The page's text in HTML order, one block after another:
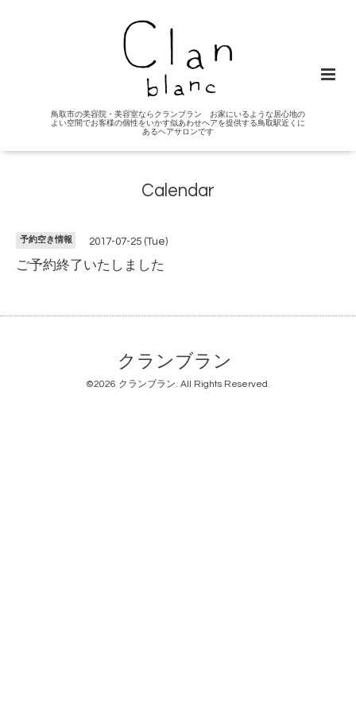
鳥取市の美容院・美容室ならクランブラン お家にいるような居心地の
よい空間でお客様の個性をいかす似あわせヘアを提供する鳥取駅近くに
あるヘアサロンです
Calendar
予約空き情報 2017-07-25 (Tue)
ご予約終了いたしました
クランブラン
©2026 クランブラン. All Rights Reserved.